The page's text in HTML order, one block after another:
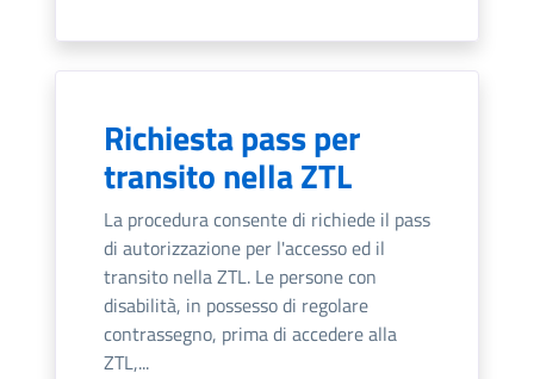
Richiesta pass per
transito nella ZTL
La procedura consente di richiede il pass
di autorizzazione per l'accesso ed il
transito nella ZTL. Le persone con
disabilità, in possesso di regolare
contrassegno, prima di accedere alla
ZTL,...